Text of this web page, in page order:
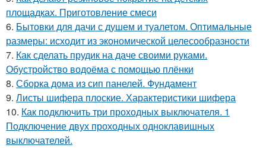
площадках. Приготовление смеси
6. Бытовки для дачи с душем и туалетом. Оптимальные
размеры: исходит из экономической целесообразности
7. Как сделать прудик на даче своими руками.
Обустройство водоёма с помощью плёнки
8. Сборка дома из сип панелей. Фундамент
9. Листы шифера плоские. Характеристики шифера
10. Как подключить три проходных выключателя. 1
Подключение двух проходных одноклавишных
выключателей.